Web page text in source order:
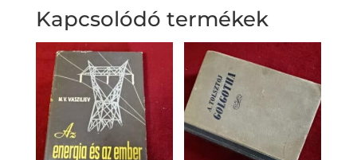
Kapcsolódó termékek